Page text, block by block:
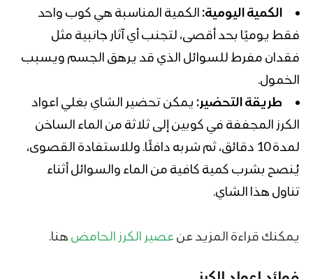
الكمية اليومية: الكمية المناسبة هي كوب واحد
فقط يوميًا بحد أقصى، لتجنب أي آثار جانبية مثل
فقدان مفرط للسوائل الذي قد يرهق الجسم ويسبب
الخمول.
طريقة التحضير: يمكن تحضير الشاي بغلي اعواد
الكرز المجففة في كوبين إلى ثلاثة من الماء الساخن
لمدة 10 دقائق، ثم شربه دافئًا. وللاستفادة القصوى،
يُنصح بشرب كمية كافية من الماء والسوائل أثناء
تناول هذا الشاي.
يمكنك قراءة المزيد عنعصير الكرز الحامض هنا.